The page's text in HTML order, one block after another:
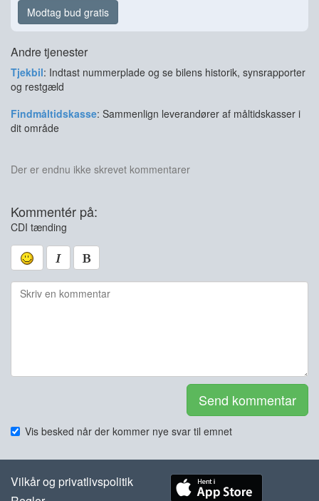
Modtag bud gratis
Andre tjenester
Tjekbil: Indtast nummerplade og se bilens historik, synsrapporter
og restgæld
Findmåltidskasse: Sammenlign leverandører af måltidskasser i
dit område
Der er endnu ikke skrevet kommentarer
Kommentér på:
CDI tænding
Send kommentar
Vis besked når der kommer nye svar til emnet
Vilkår og privatlivspolitik